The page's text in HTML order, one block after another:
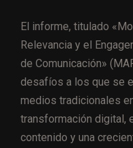
El informe, titulado
Relevancia y el
de Comunicación»
desafíos a los que se
medios tradicionales
transformación digital,
contenido y una